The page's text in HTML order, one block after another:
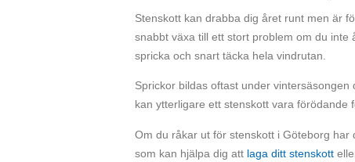
Stenskott kan drabba dig året runt men är
snabbt växa till ett stort problem om du
spricka och snart täcka hela vindrutan.
Sprickor bildas oftast under
kan ytterligare ett stenskott vara förödande
Om du råkar ut för stenskott i Göteborg
som kan hjälpa dig att laga ditt stenskott